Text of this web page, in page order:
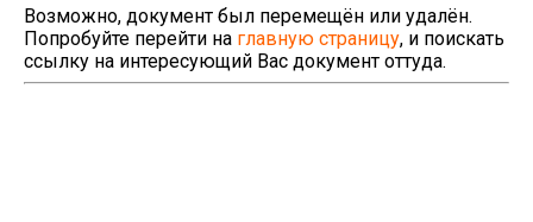
Возможно, документ был перемещён или удалён.
Попробуйте перейти на главную страницу, и поискать
ссылку на интересующий Вас документ оттуда.